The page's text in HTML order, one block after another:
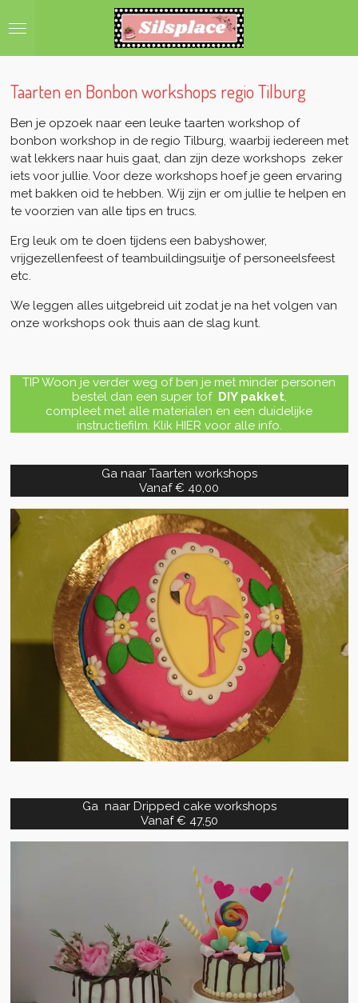
direct
hoofdinhoud
Taarten en Bonbon workshops regio Tilburg
Ben je opzoek naar een leuke taarten workshop of
bonbon workshop in de regio Tilburg, waarbij iedereen met
wat lekkers naar huis gaat, dan zijn deze workshops zeker
iets voor jullie. Voor deze workshops hoef je geen ervaring
met bakken oid te hebben. Wij zijn er om jullie te helpen en
te voorzien van alle tips en trucs.
Erg leuk om te doen tijdens een babyshower,
vrijgezellenfeest of teambuildingsuitje of personeelsfeest
etc.
We leggen alles uitgebreid uit zodat je na het volgen van
onze workshops ook thuis aan de slag kunt.
TIP Woon je verder weg of ben je met minder personen
bestel dan een super tof DIY pakket,
compleetmet alle materialen en een duidelijke
instructiefilm. Klik HIER voor alle info.
Ga naar Taarten workshops
Vanaf € 40,00
Ga naar Dripped cake workshops
Vanaf € 47,50